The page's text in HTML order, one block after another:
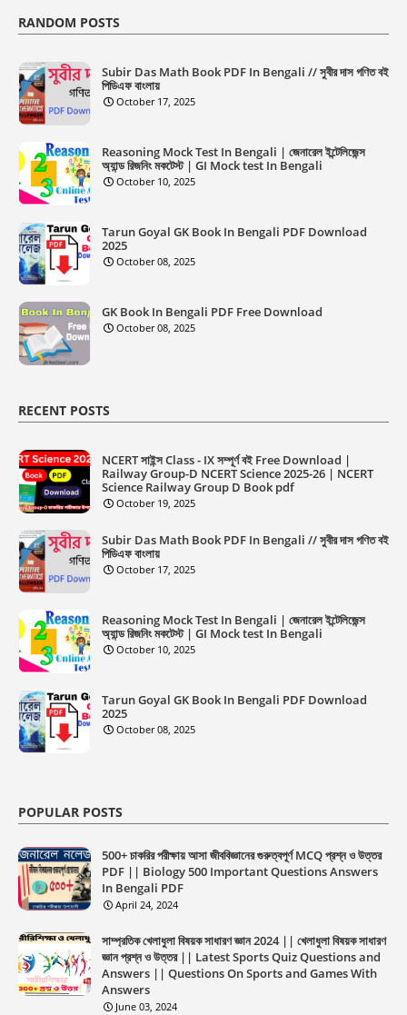
RANDOM POSTS
Subir Das Math Book PDF In Bengali // সুবীর দাস গণিত বই
পিডিএফ বাংলায়
October 17, 2025
Reasoning Mock Test In Bengali | জেনারেল ইন্টেলিজেন্স
অ্যান্ড রিজনিং মকটেস্ট | GI Mock test In Bengali
October 10, 2025
Tarun Goyal GK Book In Bengali PDF Download
2025
October 08, 2025
GK Book In Bengali PDF Free Download
October 08, 2025
RECENT POSTS
NCERT সাইন্স Class - IX সম্পূর্ণ বই Free Download |
Railway Group-D NCERT Science 2025-26 | NCERT
Science Railway Group D Book pdf
October 19, 2025
Subir Das Math Book PDF In Bengali // সুবীর দাস গণিত বই
পিডিএফ বাংলায়
October 17, 2025
Reasoning Mock Test In Bengali | জেনারেল ইন্টেলিজেন্স
অ্যান্ড রিজনিং মকটেস্ট | GI Mock test In Bengali
October 10, 2025
Tarun Goyal GK Book In Bengali PDF Download
2025
October 08, 2025
POPULAR POSTS
500+ চাকরির পরীক্ষায় আসা জীববিজ্ঞানের গুরুত্বপূর্ণ MCQ প্রশ্ন ও উত্তর
PDF || Biology 500 Important Questions Answers
In Bengali PDF
April 24, 2024
সাম্প্রতিক খেলাধুলা বিষয়ক সাধারণ জ্ঞান 2024 || খেলাধুলা বিষয়ক সাধারণ
জ্ঞান প্রশ্ন ও উত্তর || Latest Sports Quiz Questions and
Answers || Questions On Sports and Games With
Answers
June 03, 2024